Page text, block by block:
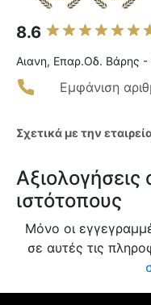
8.6
Αιανη, Επαρ.Οδ. Βάρης -
Εμφάνιση
Σχετικά με την
ιστότοπους
Μόνο οι
σε αυτές τις